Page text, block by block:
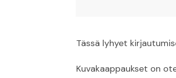
Tässä lyhyet
Kuvakaappaukset on